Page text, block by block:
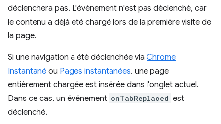
déclenchera pas. L'événement n'est pas déclenché, car
le contenu a déjà été chargé lors de la première visite de
la page.
Si une navigation a été déclenchée via Chrome
Instantané ou Pages instantanées, une page
entièrement chargée est insérée dans l'onglet actuel.
Dans ce cas, un événement onTabReplaced est
déclenché.